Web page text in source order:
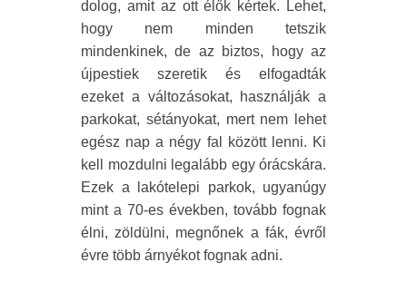
dolog, amit az ott élők kértek. Lehet,
hogy nem minden tetszik
mindenkinek, de az biztos, hogy az
újpestiek szeretik és elfogadták
ezeket a változásokat, használják a
parkokat, sétányokat, mert nem lehet
egész nap a négy fal között lenni. Ki
kell mozdulni legalább egy órácskára.
Ezek a lakótelepi parkok, ugyanúgy
mint a 70-es években, tovább fognak
élni, zöldülni, megnőnek a fák, évről
évre több árnyékot fognak adni.